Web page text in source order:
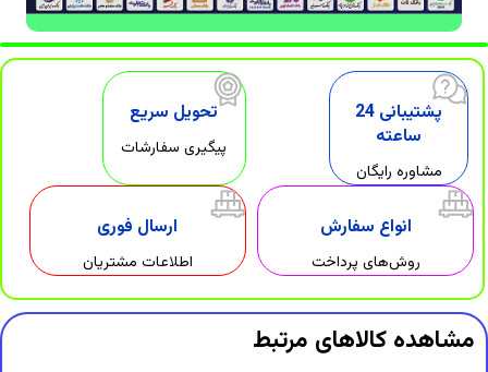
پشتیبانی 24
ساعته
مشاوره رایگان
تحویل سریع
پیگیری سفارشات
انواع سفارش
روش‌های پرداخت
ارسال فوری
اطلاعات مشتریان
مشاهده کالاهای مرتبط